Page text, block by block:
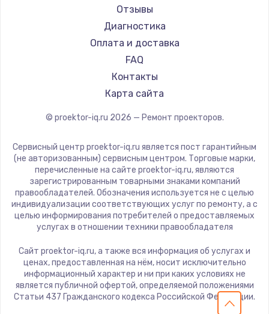
1450 руб.
Заказать
Замена шим-контроллера
3900 руб.
Заказать
1040 руб.
Заказать
Ремонт петель крышки
1195 руб.
Замена динамиков
1350 руб.
JVC
Casio
Hiper
HITACHI
Panasonic
Hisense
Отзывы
Диагностика
Оплата и доставка
FAQ
Контакты
Карта сайта
© proektor-iq.ru 2026 — Ремонт проекторов.
Сервисный центр proektor-iq.ru является пост гарантийным
(не авторизованным) сервисным центром. Торговые марки,
перечисленные на сайте proektor-iq.ru, являются
зарегистрированным товарными знаками компаний
правообладателей. Обозначения используется не с целью
индивидуализации соответствующих услуг по ремонту, а с
целью информирования потребителей о предоставляемых
услугах в отношении техники правообладателя
Сайт proektor-iq.ru, а также вся информация об услугах и
ценах, предоставленная на нём, носит исключительно
информационный характер и ни при каких условиях не
является публичной офертой, определяемой положениями
Статьи 437 Гражданского кодекса Российской Федерации.